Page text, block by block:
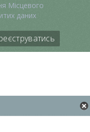
Місцевого
даних